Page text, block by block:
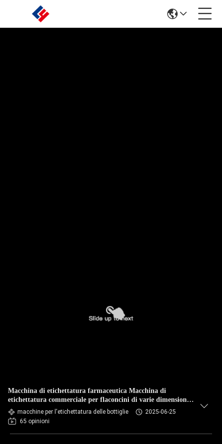
Macchina di etichettatura farmaceutica Macchina di
etichettatura commerciale per flaconcini di varie dimensioni,
bottiglie
macchine per l'etichettatura delle bottiglie
2025-06-25
65 opinioni